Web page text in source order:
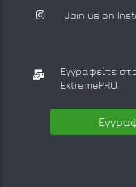
Join us on
Εγγραφείτε
ExtremePRO.